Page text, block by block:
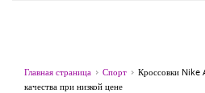
Главная страница Спорт
Кроссовки Nike
качества при низкой цене